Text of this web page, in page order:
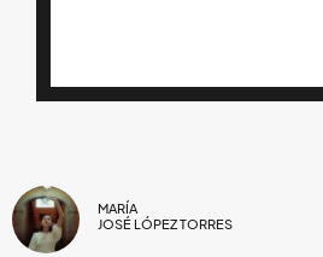
MARÍA
JOSÉ LÓPEZ TORRES